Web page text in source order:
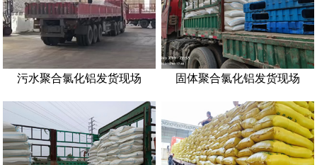
污水聚合氯化铝发货现场 固体聚合氯化铝发货现场